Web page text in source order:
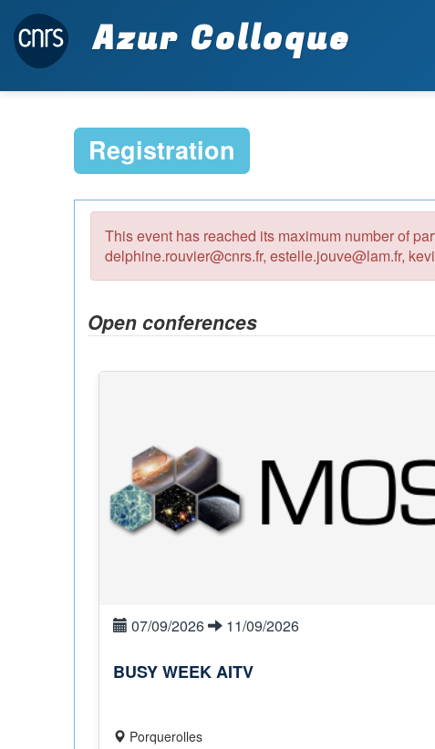
Azur Colloque
Registration
This event has reached its maximum number of
delphine.rouvier@cnrs.fr, estelle.jouve@lam.fr,
Open conferences
07/09/2026 11/09/2026
BUSY WEEK AITV
Porquerolles